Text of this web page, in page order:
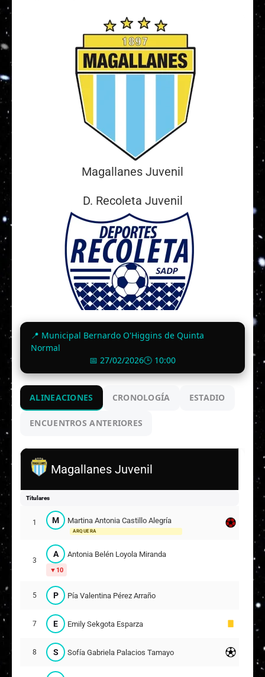
Magallanes Juvenil
D. Recoleta Juvenil
📍 Municipal Bernardo O'Higgins de Quinta
Normal
📅 27/02/2026🕒 10:00
ALINEACIONES CRONOLOGÍA ESTADIO
ENCUENTROS ANTERIORES
Magallanes Juvenil
Titulares
1 M Martina Antonia Castillo Alegría
ARQUERA
3
A Antonia Belén Loyola Miranda
10
5 P Pía Valentina Pérez Arraño
7 E Emily Sekgota Esparza
8 S Sofía Gabriela Palacios Tamayo